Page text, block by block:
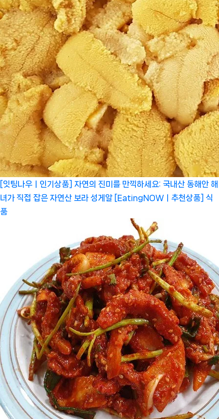
[잇팅나우ㅣ인기상품] 자연의 진미를 만끽하세요: 국내산 동해안 해
녀가 직접 잡은 자연산 보라 성게알 [EatingNOWㅣ추천상품] 식
품